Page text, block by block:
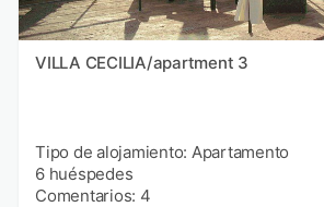
VILLA CECILIA/apartment 3
Tipo de alojamiento: Apartamento
6 huéspedes
Comentarios: 4